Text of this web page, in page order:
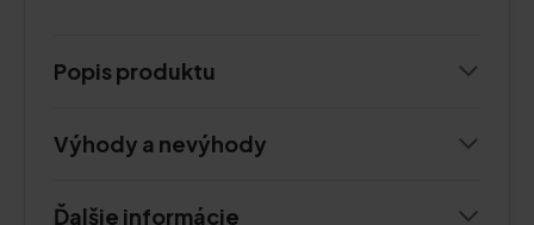
Popis produktu
Výhody a nevýhody
Ďalšie informácie